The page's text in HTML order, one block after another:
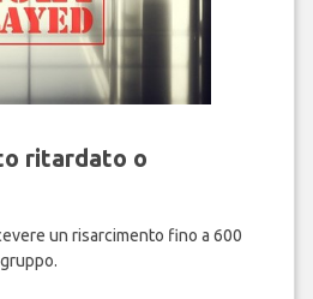
ritardato o
un risarcimento fino a 600